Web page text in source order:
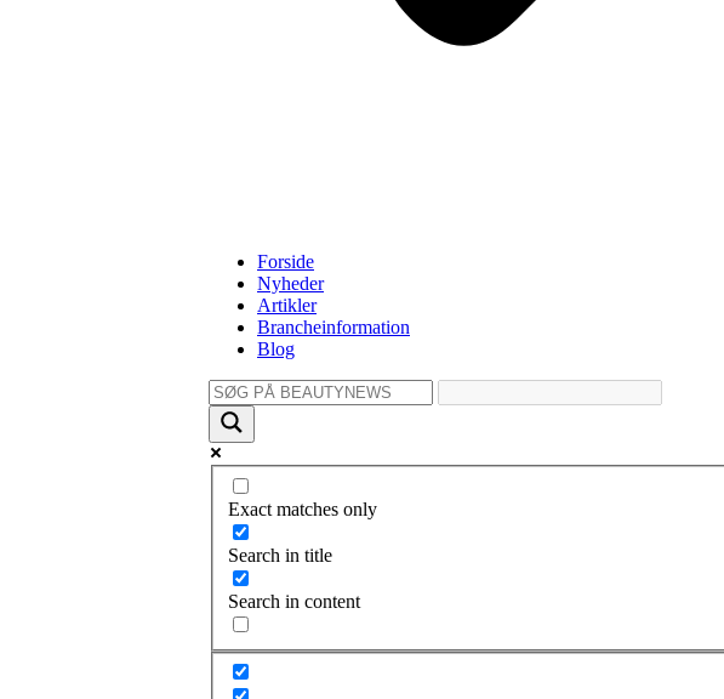
Forside
Nyheder
Artikler
Brancheinformation
Blog
Exact matches only
Search in title
Search in content